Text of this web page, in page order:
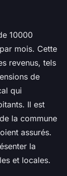
10000
mois. Cette
revenus, tels
de
qui
Il est
la commune
assurés.
la
et locales.